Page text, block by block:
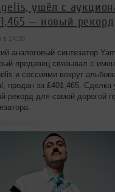
ушёл с
— новый рекорд
в 14:35
аналоговый синтезатор
продавец связывал с
и сессиями вокруг
продан за £401,465. Сделка
рекорд для самой дорогой